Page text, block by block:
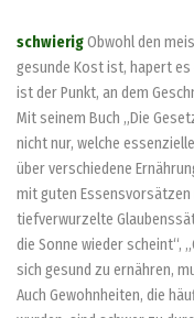
schwierigObwohl den
gesunde Kost ist, hapert
ist der Punkt, an dem
Mit seinem Buch „Die
nicht nur, welche
über verschiedene
mit guten
tiefverwurzelte
die Sonne wieder scheint“,
sich gesund zu ernähren,
Auch Gewohnheiten, die